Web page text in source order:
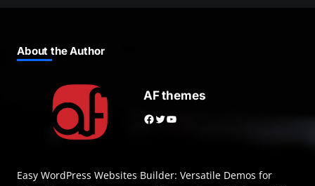
About the Author
AF themes
Facebook Twitter YouTube
Easy WordPress Websites Builder: Versatile Demos for